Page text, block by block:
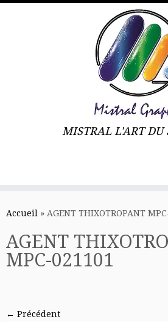
MISTRAL L'ART DU
Accueil » AGENT THIXOTROPANT
AGENT
MPC-021101
← Précédent